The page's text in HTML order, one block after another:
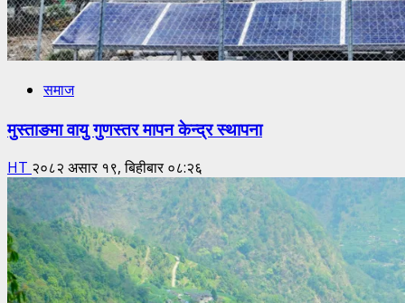
समाज
मुस्ताङमा वायु गुणस्तर मापन केन्द्र स्थापना
HT २०८२ असार १९, बिहीबार ०८:२६